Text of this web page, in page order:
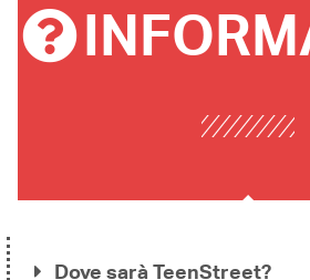
Dove sarà TeenStreet?